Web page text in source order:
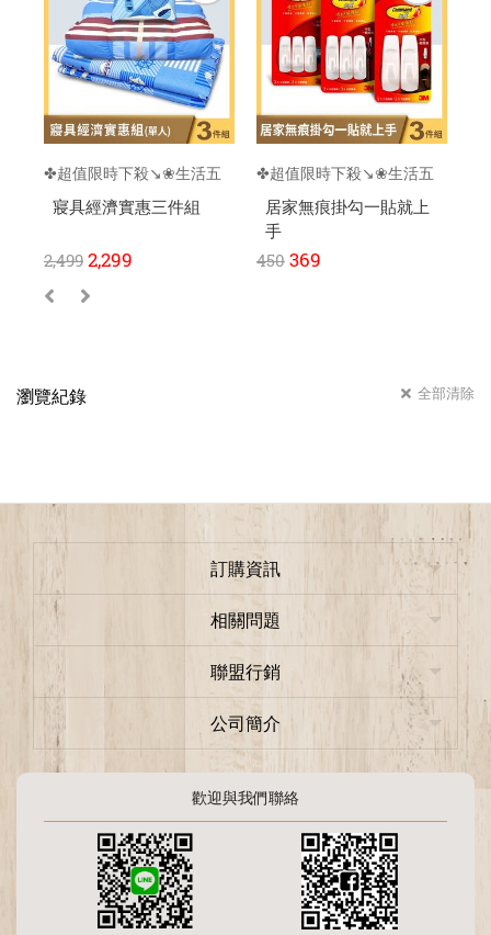
✤超值限時下殺↘️❀生活五
金✿特惠組
寢具經濟實惠三件組
2,499 2,299
✤超值限時下殺↘️❀生活五
金✿特惠組
居家無痕掛勾一貼就上
手
450 369
瀏覽紀錄 全部清除
訂購資訊
相關問題
聯盟行銷
公司簡介
歡迎與我們聯絡